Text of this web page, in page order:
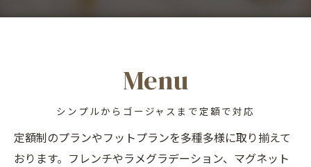
Menu
シンプルからゴージャスまで定額で対応
定額制のプランやフットプランを多種多様に取り揃えて
おります。フレンチやラメグラデーション、マグネット